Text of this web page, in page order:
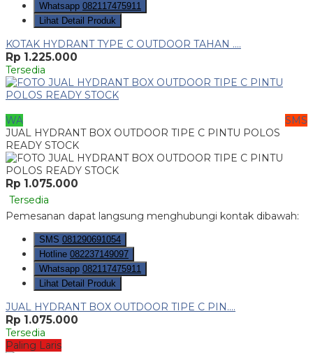
Whatsapp 082117475911
Lihat Detail Produk
KOTAK HYDRANT TYPE C OUTDOOR TAHAN ....
Rp 1.225.000
Tersedia
WA
SMS
JUAL HYDRANT BOX OUTDOOR TIPE C PINTU POLOS
READY STOCK
Rp 1.075.000
Tersedia
Pemesanan dapat langsung menghubungi kontak dibawah:
SMS 081290691054
Hotline 082237149097
Whatsapp 082117475911
Lihat Detail Produk
JUAL HYDRANT BOX OUTDOOR TIPE C PIN....
Rp 1.075.000
Tersedia
Paling Laris